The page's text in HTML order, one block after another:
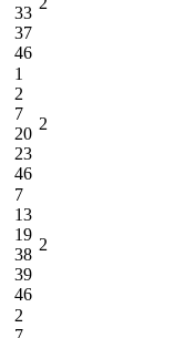
33
37
46
1
2
7
20
23
46
2
7
13
19
38
39
46
2
2